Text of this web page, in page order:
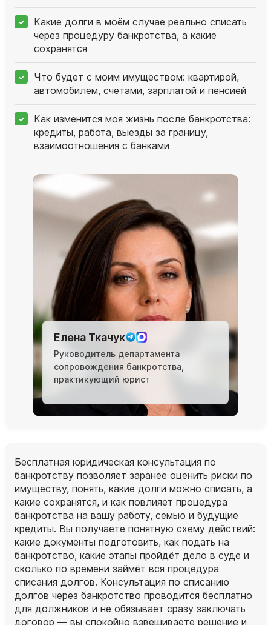
Какие долги в моём случае реально списать
через процедуру банкротства, а какие
сохранятся
Что будет с моим имуществом: квартирой,
автомобилем, счетами, зарплатой и пенсией
Как изменится моя жизнь после банкротства:
кредиты, работа, выезды за границу,
взаимоотношения с банками
Елена Ткачук
Руководитель департамента
сопровождения банкротства,
практикующий юрист
Бесплатная юридическая консультация по
банкротству позволяет заранее оценить риски по
имуществу, понять, какие долги можно списать, а
какие сохранятся, и как повлияет процедура
банкротства на вашу работу, семью и будущие
кредиты. Вы получаете понятную схему действий:
какие документы подготовить, как подать на
банкротство, какие этапы пройдёт дело в суде и
сколько по времени займёт вся процедура
списания долгов. Консультация по списанию
долгов через банкротство проводится бесплатно
для должников и не обязывает сразу заключать
договор — вы спокойно взвешиваете решение и